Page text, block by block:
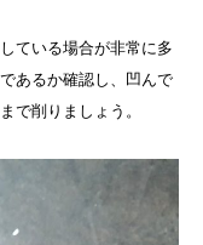
ている場合が非常に多
あるか確認し、凹んで
で削りましょう。